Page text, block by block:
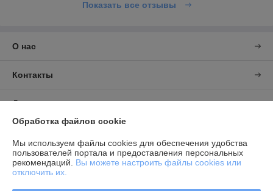
Показать все отзывы
О нас
Контакты
Доставка и оплата
Полная версия сайта
Политика обработки cookies
Обработка файлов cookie
Мы используем файлы cookies для обеспечения удобства
пользователей портала и предоставления персональных
рекомендаций. Вы можете настроить файлы cookies или
отключить их.